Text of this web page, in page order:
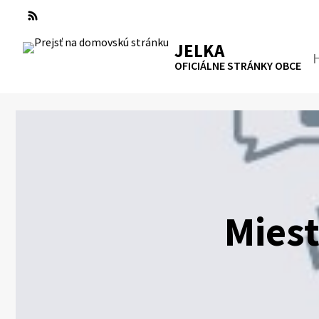
Preskočiť
na
obsah
RSS Mapa Tlačiť
JELKA
OFICIÁLNE STRÁNKY OBCE